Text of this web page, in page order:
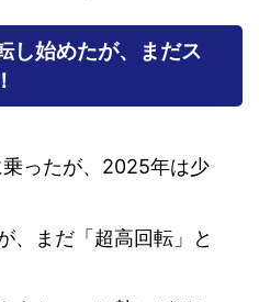
し始めたが、まだス
ったが、2025年は少
、まだ「超高回転」と